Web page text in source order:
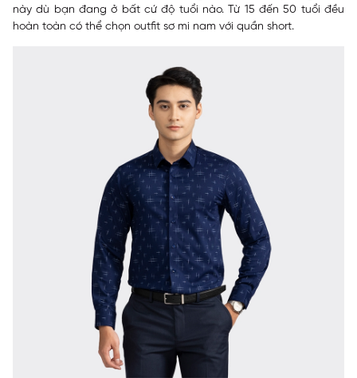
này dù bạn đang ở bất cứ độ tuổi nào. Từ 15 đến 50 tuổi đều
hoàn toàn có thể chọn outfit sơ mi nam với quần short.